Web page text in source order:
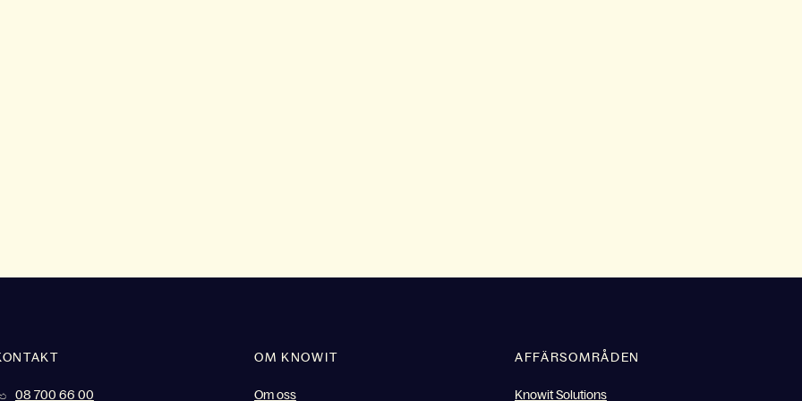
08 700 66 00
OM KNOWIT
Om oss
AFFÄRSOMRÅDEN
Knowit Solutions